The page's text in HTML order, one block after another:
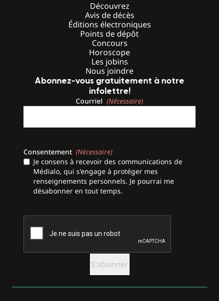
Découvrez
Avis de décès
Éditions électroniques
Points de dépôt
Concours
Horoscope
Les jobins
Nous joindre
Abonnez-vous gratuitement à notre
infolettre!
Courriel (Nécessaire)
Consentement (Nécessaire)
Je consens à recevoir des communications de
Médialo, qui s'engage à protéger mes
renseignements personnels. Je pourrai me
désabonner en tout temps.